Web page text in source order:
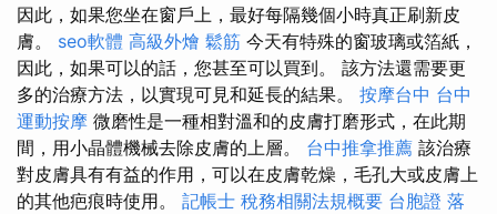
因此，如果您坐在窗戶上，最好每隔幾個小時真正刷新皮
膚。 seo軟體 高級外燴 鬆筋 今天有特殊的窗玻璃或箔紙，
因此，如果可以的話，您甚至可以買到。 該方法還需要更
多的治療方法，以實現可見和延長的結果。 按摩台中 台中
運動按摩 微磨性是一種相對溫和的皮膚打磨形式，在此期
間，用小晶體機械去除皮膚的上層。 台中推拿推薦 該治療
對皮膚具有有益的作用，可以在皮膚乾燥，毛孔大或皮膚上
的其他疤痕時使用。 記帳士 稅務相關法規概要 台胞證 落